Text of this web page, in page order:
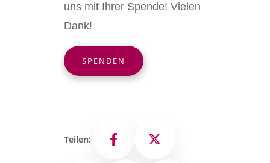
uns mit Ihrer Spende! Vielen
Dank!
SPENDEN
Teilen: Facebook X